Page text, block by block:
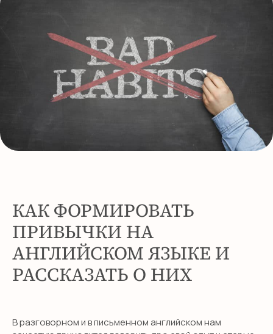
КАК ФОРМИРОВАТЬ
ПРИВЫЧКИ НА
АНГЛИЙСКОМ ЯЗЫКЕ И
РАССКАЗАТЬ О НИХ
В разговорном и в письменном английском нам